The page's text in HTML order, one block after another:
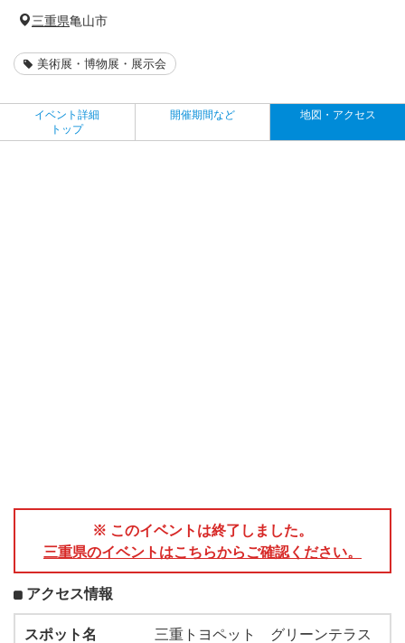
三重県亀山市
美術展・博物展・展示会
イベント詳細
トップ
開催期間など 地図・アクセス
※ このイベントは終了しました。
三重県のイベントはこちらからご確認ください。
アクセス情報
スポット名
三重トヨペット グリーンテラス